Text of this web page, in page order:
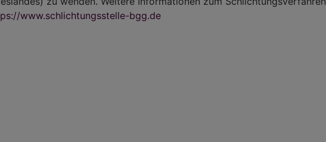
www.schlichtungsstelle-bgg.de